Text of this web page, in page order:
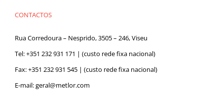
CONTACTOS
Rua Corredoura – Nesprido, 3505 – 246, Viseu
Tel:+351 232 931 171 | (custo rede fixa nacional)
Fax: +351 232 931 545 | (custo rede fixa nacional)
E-mail:geral@metlor.com